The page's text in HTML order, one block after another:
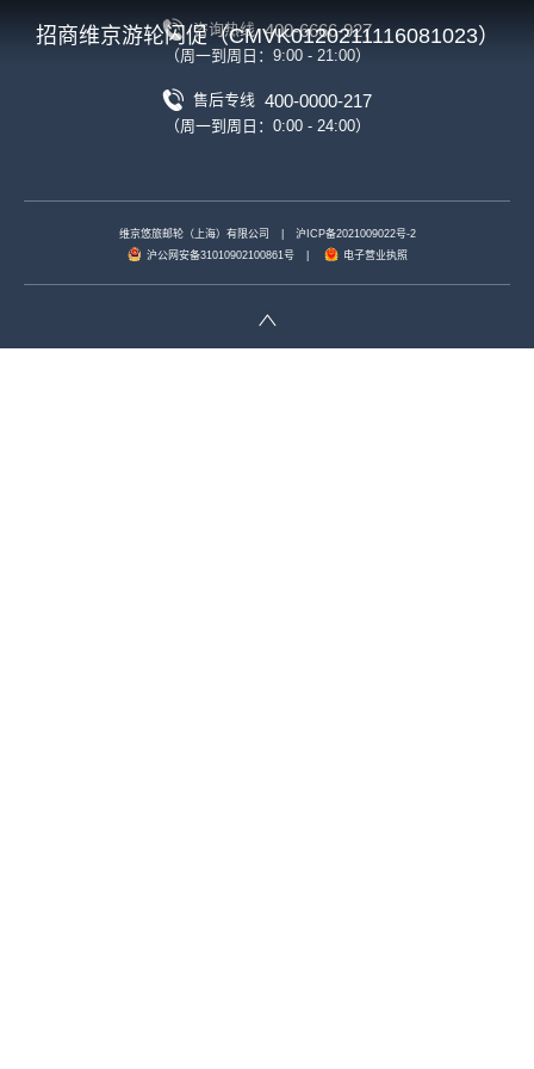
招商维京游轮闪促（CMVK0120211116081023）
咨询热线 400-6666-927
（周一到周日：9:00 - 21:00）
售后专线 400-0000-217
（周一到周日：0:00 - 24:00）
维京悠旅邮轮（上海）有限公司
沪ICP备2021009022号-2
沪公网安备31010902100861号
电子营业执照